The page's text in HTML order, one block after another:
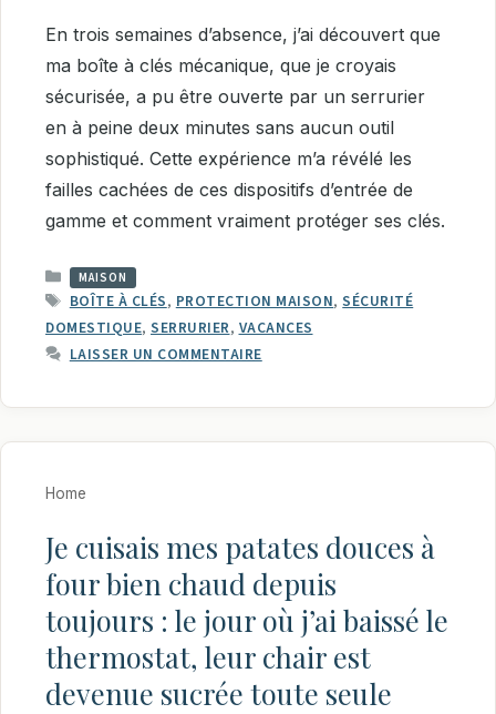
En trois semaines d’absence, j’ai découvert que
ma boîte à clés mécanique, que je croyais
sécurisée, a pu être ouverte par un serrurier
en à peine deux minutes sans aucun outil
sophistiqué. Cette expérience m’a révélé les
failles cachées de ces dispositifs d’entrée de
gamme et comment vraiment protéger ses clés.
CATÉGORIES
MAISON
ÉTIQUETTES
BOÎTE À CLÉS, PROTECTION MAISON,SÉCURITÉ
DOMESTIQUE, SERRURIER, VACANCES
LAISSER UN COMMENTAIRE
Home
Je cuisais mes patates douces à
four bien chaud depuis
toujours : le jour où j’ai baissé le
thermostat, leur chair est
devenue sucrée toute seule